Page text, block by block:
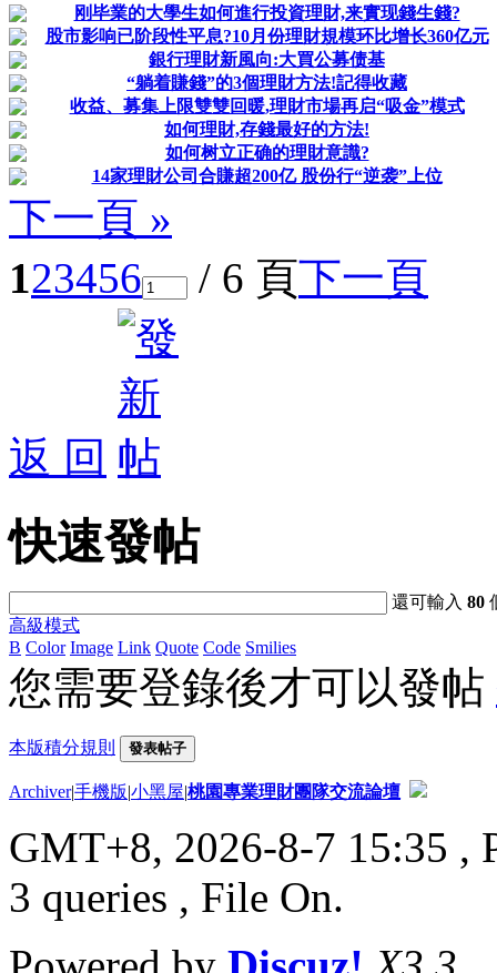
刚毕業的大學生如何進行投資理財,来實现錢生錢?
股市影响已阶段性平息?10月份理財規模环比增长360亿元
銀行理財新風向:大買公募债基
“躺着賺錢”的3個理財方法!記得收藏
收益、募集上限雙雙回暖,理財市場再启“吸金”模式
如何理財,存錢最好的方法!
如何树立正确的理財意識?
14家理財公司合賺超200亿 股份行“逆袭”上位
下一頁 »
123456 / 6 頁下一頁
返 回
快速發帖
還可輸入80
高級模式
B Color Image Link Quote Code Smilies
您需要登錄後才可以發帖
本版積分規則 發表帖子
Archiver|手機版|小黑屋|桃園專業理財團隊交流論壇
GMT+8, 2026-8-7 15:35 ,
3 queries , File On.